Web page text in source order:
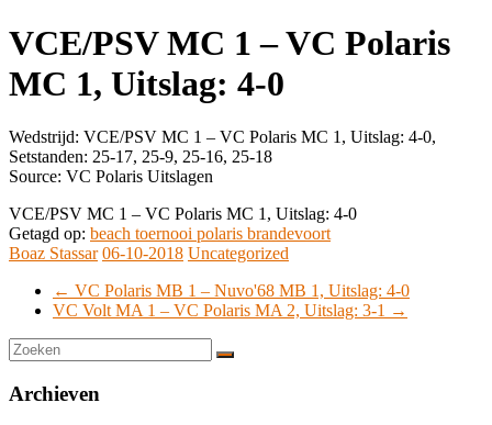
VCE/PSV MC 1 – VC Polaris
MC 1, Uitslag: 4-0
Wedstrijd: VCE/PSV MC 1 – VC Polaris MC 1, Uitslag: 4-0,
Setstanden: 25-17, 25-9, 25-16, 25-18
Source: VC Polaris Uitslagen
VCE/PSV MC 1 – VC Polaris MC 1, Uitslag: 4-0
Getagd op: beach toernooi polaris brandevoort
Boaz Stassar 06-10-2018 Uncategorized
← VC Polaris MB 1 – Nuvo'68 MB 1, Uitslag: 4-0
VC Volt MA 1 – VC Polaris MA 2, Uitslag: 3-1 →
Archieven